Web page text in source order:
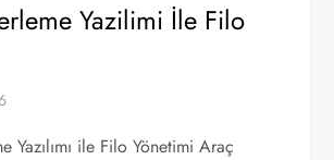
Yazilimi İle Filo
Yazılımı ile Filo Yönetimi Araç